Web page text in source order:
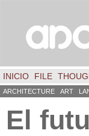
INICIO FILE
ARCHITECTURE ART
El